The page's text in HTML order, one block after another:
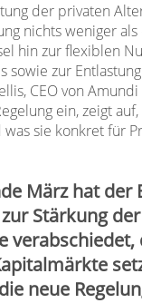
der privaten
nichts weniger als
hin zur flexiblen
sowie zur
CEO von
ein, zeigt
sie konkret für
März hat der
Stärkung
verabschiedet,
neue